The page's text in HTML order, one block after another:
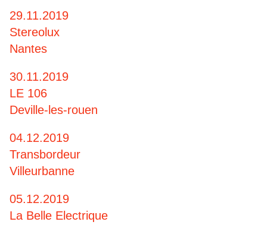
29.11.2019
Stereolux
Nantes
30.11.2019
LE 106
Deville-les-rouen
04.12.2019
Transbordeur
Villeurbanne
05.12.2019
La Belle Electrique